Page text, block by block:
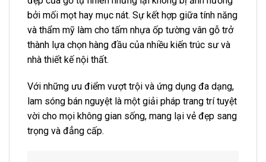
bởi mối mọt hay mục nát. Sự kết hợp giữa tính năng
và thẩm mỹ làm cho tấm nhựa ốp tường vân gỗ trở
thành lựa chọn hàng đầu của nhiều kiến trúc sư và
nhà thiết kế nội thất.
Với những ưu điểm vượt trội và ứng dụng đa dạng,
lam sóng bán nguyệt là một giải pháp trang trí tuyệt
vời cho mọi không gian sống, mang lại vẻ đẹp sang
trọng và đẳng cấp.